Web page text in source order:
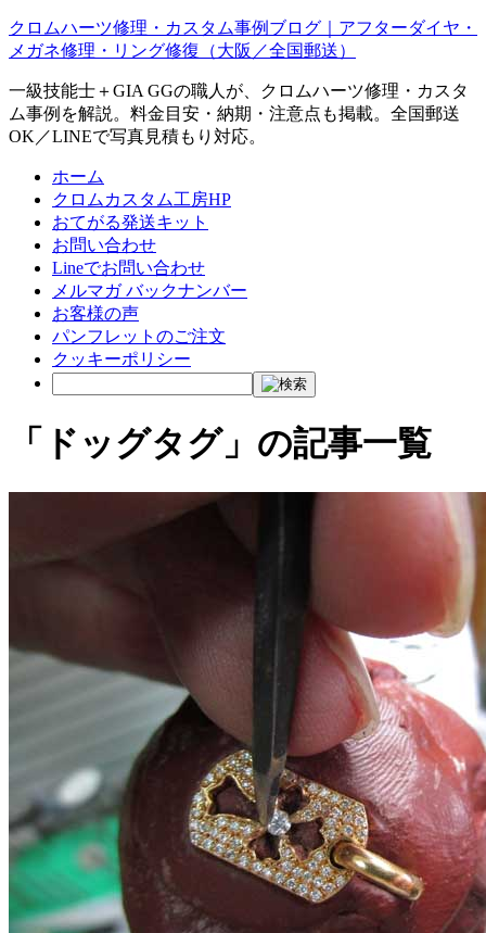
クロムハーツ修理・カスタム事例ブログ｜アフターダイヤ・
メガネ修理・リング修復（大阪／全国郵送）
一級技能士＋GIA GGの職人が、クロムハーツ修理・カスタ
ム事例を解説。料金目安・納期・注意点も掲載。全国郵送
OK／LINEで写真見積もり対応。
ホーム
クロムカスタム工房HP
おてがる発送キット
お問い合わせ
Lineでお問い合わせ
メルマガ バックナンバー
お客様の声
パンフレットのご注文
クッキーポリシー
「ドッグタグ」の記事一覧